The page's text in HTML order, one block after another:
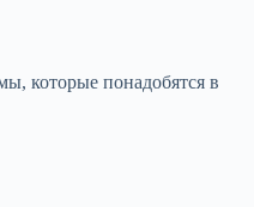
которые понадобятся в